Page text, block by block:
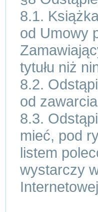
8.1.
od Umowy
tytułu niż
8.2.
od
8.3.
mieć, pod
listem
wystarczy